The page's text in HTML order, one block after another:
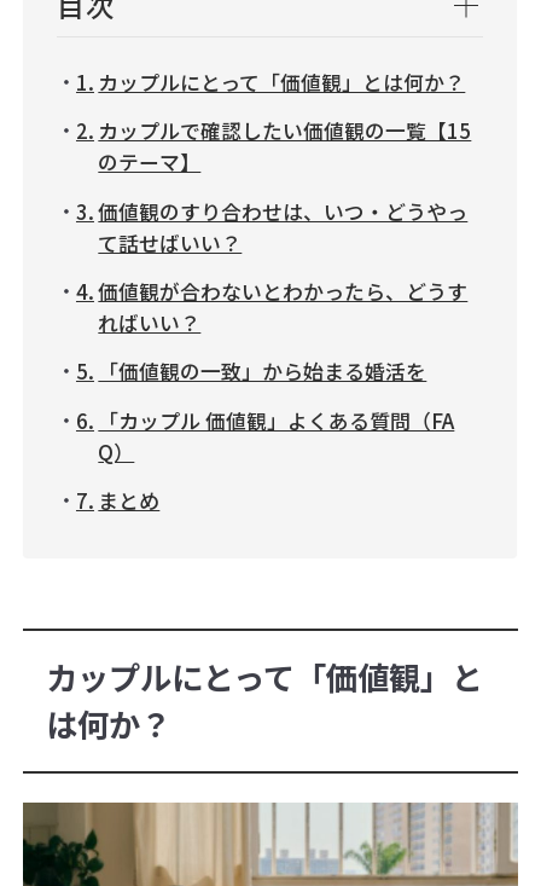
カップルにとって「価値観」とは何か？
カップルで確認したい価値観の一覧【15
のテーマ】
価値観のすり合わせは、いつ・どうやっ
て話せばいい？
価値観が合わないとわかったら、どうす
ればいい？
「価値観の一致」から始まる婚活を
「カップル 価値観」よくある質問（FA
Q）
まとめ
カップルにとって「価値観」と
は何か？